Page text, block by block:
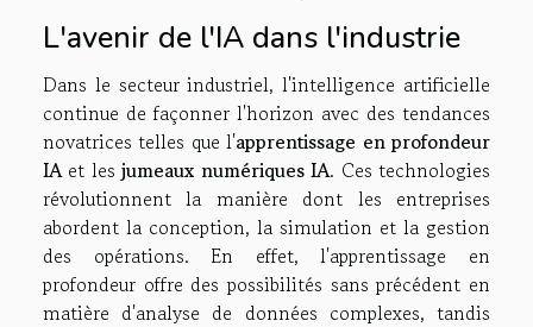
L'avenir de l'IA dans l'industrie
Dans le secteur industriel, l'intelligence artificielle
continue de façonner l'horizon avec des tendances
novatrices telles que l'apprentissage en profondeur
IAet lesjumeaux numériques IA. Ces technologies
révolutionnent la manière dont les entreprises
abordent la conception, la simulation et la gestion
des opérations. En effet, l'apprentissage en
profondeur offre des possibilités sans précédent en
matière d'analyse de données complexes, tandis